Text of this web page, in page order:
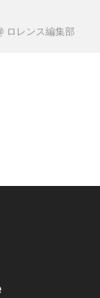
ロレンス編集部